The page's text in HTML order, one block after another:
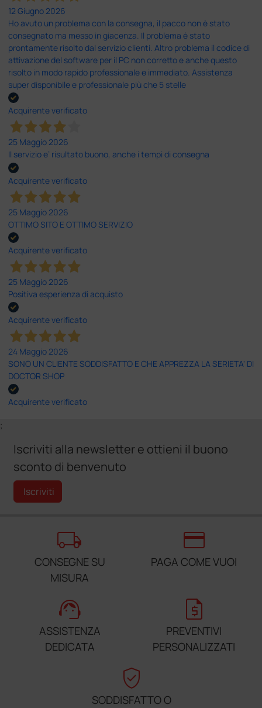
12 Giugno 2026
Ho avuto un problema con la consegna, il pacco non è stato
consegnato ma messo in giacenza. Il problema è stato
prontamente risolto dal servizio clienti. Altro problema il codice di
attivazione del software per il PC non corretto e anche questo
risolto in modo rapido professionale e immediato. Assistenza
super disponibile e professionale più che 5 stelle
Acquirente verificato
25 Maggio 2026
Il servizio e’ risultato buono, anche i tempi di consegna
Acquirente verificato
25 Maggio 2026
OTTIMO SITO E OTTIMO SERVIZIO
Acquirente verificato
25 Maggio 2026
Positiva esperienza di acquisto
Acquirente verificato
24 Maggio 2026
SONO UN CLIENTE SODDISFATTO E CHE APPREZZA LA SERIETA' DI
DOCTOR SHOP
Acquirente verificato
;
Iscriviti alla newsletter e ottieni il buono
sconto di benvenuto
Iscriviti
local_shipping
CONSEGNE SU
MISURA
credit_card
PAGA COME VUOI
support_agent
ASSISTENZA
DEDICATA
request_quote
PREVENTIVI
PERSONALIZZATI
verified_user
SODDISFATTO O